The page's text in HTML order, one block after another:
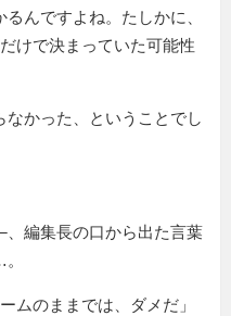
んですよね。たしかに、
けで決まっていた可能性
かった、ということでし
編集長の口から出た言葉
ムのままでは、ダメだ」